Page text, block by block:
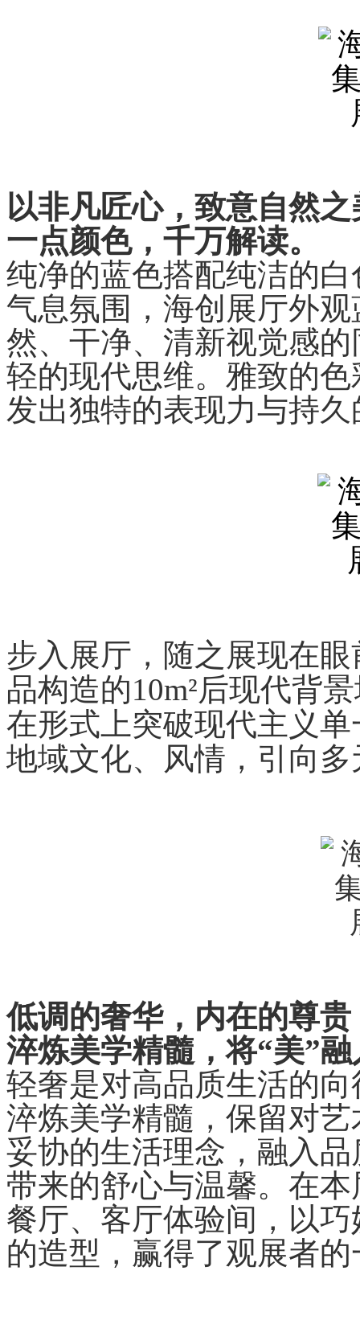
以非凡匠心，致意自然之
一点颜色，千万解读。
纯净的蓝色搭配纯洁的
气息氛围，海创展厅外
然、干净、清新视觉感
轻的现代思维。雅致的
发出独特的表现力与持
步入展厅，随之展现在
品构造的10m²后现代背
在形式上突破现代主义
地域文化、风情，引向
低调的奢华，内在的尊贵
淬炼美学精髓，将“美”
轻奢是对高品质生活的
淬炼美学精髓，保留对
妥协的生活理念，融入
带来的舒心与温馨。在
餐厅、客厅体验间，以
的造型，赢得了观展者